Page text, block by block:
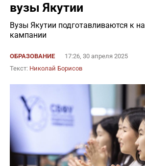
вузы Якутии
Вузы Якутии подготавливаются к
кампании
ОБРАЗОВАНИЕ
17:26, 30 апреля 2025
Текст: Николай Борисов